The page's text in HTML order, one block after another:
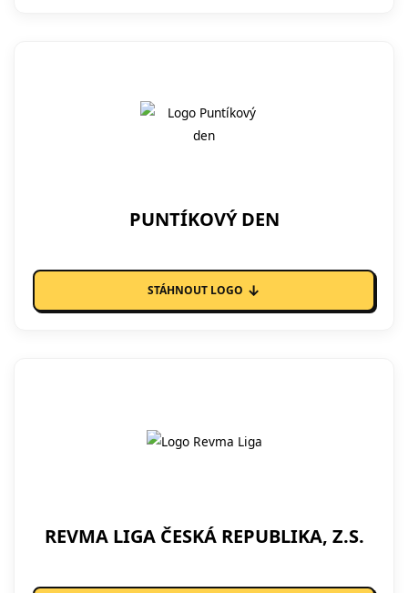
PUNTÍKOVÝ DEN
STÁHNOUT LOGO ↓
REVMA LIGA ČESKÁ REPUBLIKA, Z.S.